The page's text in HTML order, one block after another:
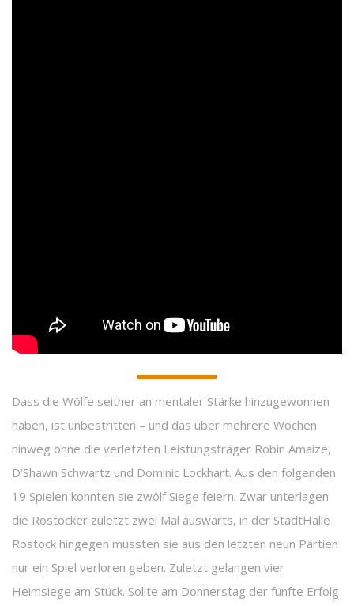
Dass die Wölfe seither an mentaler Stärke hinzugewonnen
haben, ist unbestritten – und das über mehrere Wochen
hinweg ohne die verletzten Leistungsträger Robin Amaize,
D’Shawn Schwartz und Dominic Lockhart. Aus den folgenden
19 Spielen konnten sie zwölf Siege feiern. Zwar unterlagen
die Rostocker zuletzt zwei Mal auswärts, in der StadtHalle
Rostock hingegen mussten sie aus den letzten neun Partien
nur ein Spiel verloren geben. Zuletzt gelangen vier
Heimsiege am Stück. Sollte am Donnerstag der fünfte Erfolg